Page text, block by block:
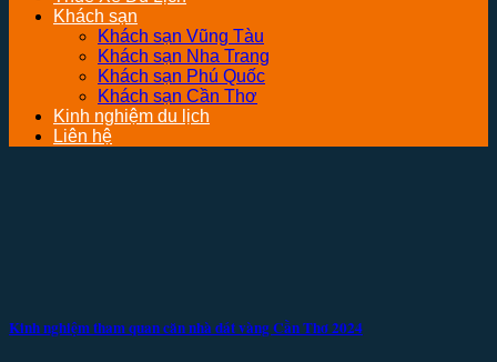
Khách sạn
Khách sạn Vũng Tàu
Khách sạn Nha Trang
Khách sạn Phú Quốc
Khách sạn Cần Thơ
Kinh nghiệm du lịch
Liên hệ
Kinh nghiệm tham quan căn nhà dát vàng Cần Thơ 2024